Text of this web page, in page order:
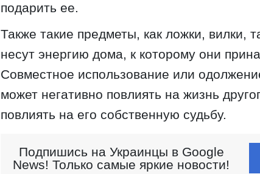
подарить ее.
Также такие предметы, как ложки, вилки,
несут энергию дома, к которому они
Совместное использование или
может негативно повлиять на жизнь
повлиять на его собственную судьбу.
Подпишись на Украинцы в Google
News! Только самые яркие новости!